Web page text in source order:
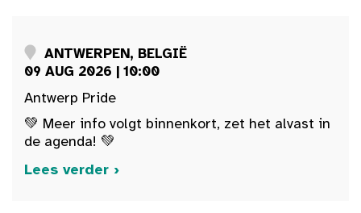
ANTWERPEN, BELGIË
09 AUG 2026 | 10:00
Antwerp Pride
💚 Meer info volgt binnenkort, zet het alvast in
de agenda! 💚
Lees verder ›